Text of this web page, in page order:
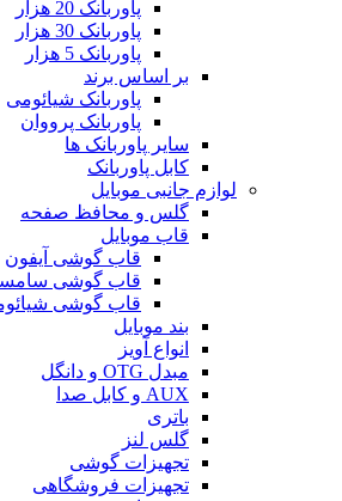
پاوربانک 20 هزار
پاوربانک 30 هزار
پاوربانک 5 هزار
بر اساس برند
پاوربانک شیائومی
پاوربانک پرووان
سایر پاوربانک ها
کابل پاوربانک
لوازم جانبی موبایل
گلس و محافظ صفحه
قاب موبایل
قاب گوشی آیفون
قاب گوشی
قاب گوشی
بند موبایل
انواع آویز
مبدل OTG و دانگل
AUX و کابل صدا
باتری
گلس لنز
تجهیزات گوشی
تجهیزات فروشگاهی